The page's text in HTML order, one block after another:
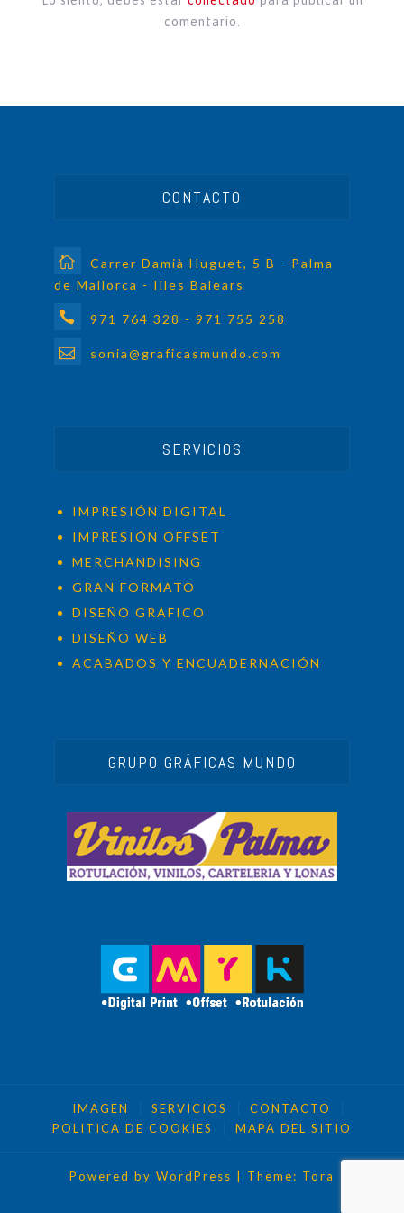
comentario.
CONTACTO
Carrer Damià Huguet, 5 B - Palma
de Mallorca - Illes Balears
971 764 328 - 971 755 258
sonia@graficasmundo.com
SERVICIOS
IMPRESIÓN DIGITAL
IMPRESIÓN OFFSET
MERCHANDISING
GRAN FORMATO
DISEÑO GRÁFICO
DISEÑO WEB
ACABADOS Y ENCUADERNACIÓN
GRUPO GRÁFICAS MUNDO
IMAGEN SERVICIOS
CONTACTO
POLITICA DE COOKIES
MAPA DEL SITIO
Powered by WordPress Theme: Tora